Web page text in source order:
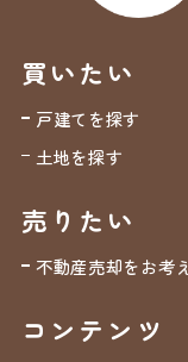
買いたい
戸建てを探す
土地を探す
売りたい
不動産売却をお考
コンテンツ